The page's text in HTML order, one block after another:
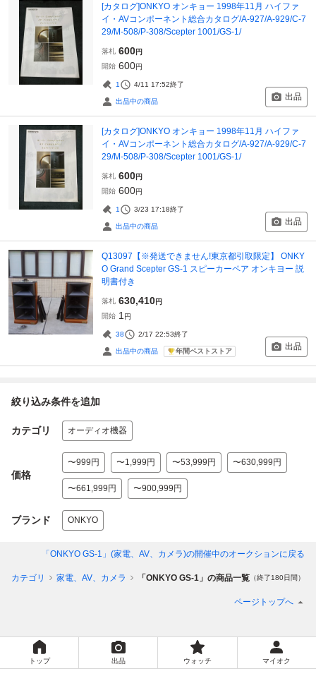
[カタログ]ONKYO オンキョー 1998年11月 ハイファ
イ・AVコンポーネント総合カタログ/A-927/A-929/C-7
29/M-508/P-308/Scepter 1001/GS-1/
落札 600円
開始 600円
1 4/11 17:52終了
出品中の商品 出品
[カタログ]ONKYO オンキョー 1998年11月 ハイファ
イ・AVコンポーネント総合カタログ/A-927/A-929/C-7
29/M-508/P-308/Scepter 1001/GS-1/
落札 600円
開始 600円
1 3/23 17:18終了
出品中の商品 出品
Q13097【※発送できません!東京都引取限定】 ONKY
O Grand Scepter GS-1 スピーカーペア オンキヨー 説
明書付き
落札 630,410円
開始 1 円
38 2/17 22:53終了
出品中の商品 年間ベストストア 出品
絞り込み条件を追加
カテゴリ オーディオ機器
価格
〜999円 〜1,999円 〜53,999円 〜630,999円
〜661,999円 〜900,999円
ブランド ONKYO
「ONKYO GS-1」(家電、AV、カメラ)の開催中のオークションに戻る
のカテゴリ 家電、AV、カメラ 「ONKYO GS-1」の商品一覧 （終了180日間）
ページトップへ
トップ 出品 ウォッチ マイオク